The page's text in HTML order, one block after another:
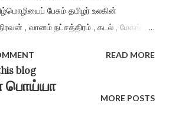
பேசும் தமிழர் உலகின்
, வானம் நட்சத்திரம் , கடல் , மேகங்கள்
செழும்பரிதி தன்னோடும்
மங்குல்கடல்
பிறந்தோம் நாங்கள் ”
கவிதைக...
READ MORE
MORE POSTS
blog
பொய்யா